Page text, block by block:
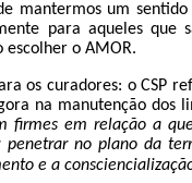
mantermos um
para aqueles que
escolher o AMOR.
os curadores: o CSP
na manutenção dos
firmes em relação a
penetrar no plano da
e a